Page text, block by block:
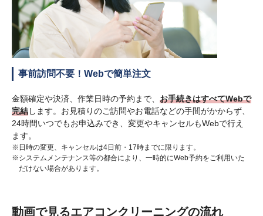
事前訪問不要！Webで簡単注文
金額確定や決済、作業日時の予約まで、 お手続きはすべてWebで
完結します。お見積りのご訪問やお電話などの手間がかからず、
24時間いつでもお申込みでき、変更やキャンセルもWebで行え
ます。
※日時の変更、キャンセルは4日前・17時までに限ります。
※システムメンテナンス等の都合により、一時的にWeb予約をご利用いた
だけない場合があります。
動画で見るエアコンクリーニングの流れ